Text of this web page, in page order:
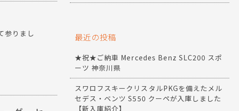
参りまし
最近の投稿
★祝★ご納車 Mercedes Benz SLC200 スポ
ーツ 神奈川県
スワロフスキークリスタルPKGを備えたメル
セデス・ベンツ S550 クーペが入庫しました
【新入庫紹介】